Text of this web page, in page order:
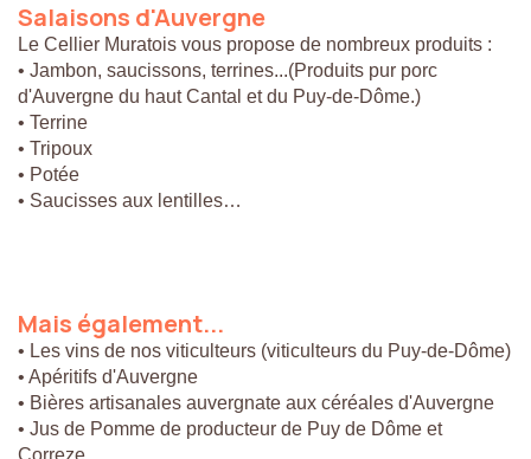
Salaisons d'Auvergne
Le Cellier Muratois vous propose de nombreux produits :
• Jambon, saucissons, terrines...(Produits pur porc
d'Auvergne du haut Cantal et du Puy-de-Dôme.)
• Terrine
• Tripoux
• Potée
• Saucisses aux lentilles…
Mais également...
• Les vins de nos viticulteurs (viticulteurs du Puy-de-Dôme)
• Apéritifs d'Auvergne
• Bières artisanales auvergnate aux céréales d'Auvergne
• Jus de Pomme de producteur de Puy de Dôme et